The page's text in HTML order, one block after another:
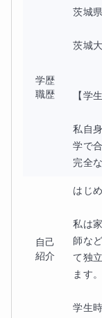
やすくなった！
など、指導の成
【オンライン授
容や詳しく学び
ホワイトボー
タッチ
質問があればそ
学歴
職歴
茨城
茨城
【学
私自
学で
完全
自己
紹介
はじ
私は
師な
て独
ます。
学生